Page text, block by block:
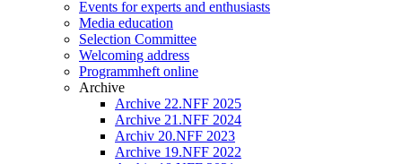
Events for experts and enthusiasts
Media education
Selection Committee
Welcoming address
Programmheft online
Archive
Archive 22.NFF 2025
Archive 21.NFF 2024
Archiv 20.NFF 2023
Archive 19.NFF 2022